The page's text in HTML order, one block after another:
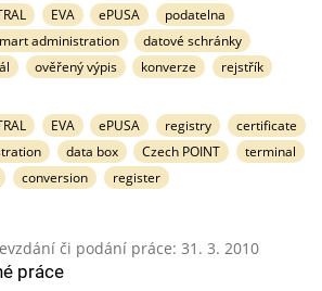
EVA ePUSA
podatelna
administration
datové schránky
ověřený výpis konverze rejstřík
EVA ePUSA registry
certificate
data box Czech POINT
terminal
conversion register
či podání práce: 31. 3. 2010
práce